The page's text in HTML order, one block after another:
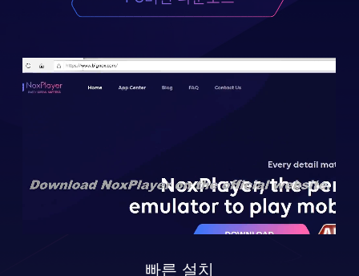
빠른 설치